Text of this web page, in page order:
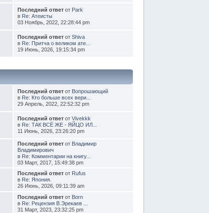
Последний ответот Park
в Re: Атеисты
03 Ноябрь, 2022, 22:28:44 pm
Последний ответот Shiva
в Re: Притча о великом ате...
19 Июнь, 2026, 19:15:34 pm
Последний ответот Вопрошающий
в Re: Кто больше всех вери...
29 Апрель, 2022, 22:52:32 pm
Последний ответот Vivekkk
в Re: ТАК ВСЁ ЖЕ - ЯЙЦО ИЛ...
11 Июнь, 2026, 23:26:20 pm
Последний ответот Владимир
Владимирович
в Re: Комментарии на книгу...
03 Март, 2017, 15:49:38 pm
Последний ответот Rufus
в Re: Япония.
26 Июнь, 2026, 09:11:39 am
Последний ответот Born
в Re: Рецензия В.Эрекаев ...
31 Март, 2023, 23:32:25 pm